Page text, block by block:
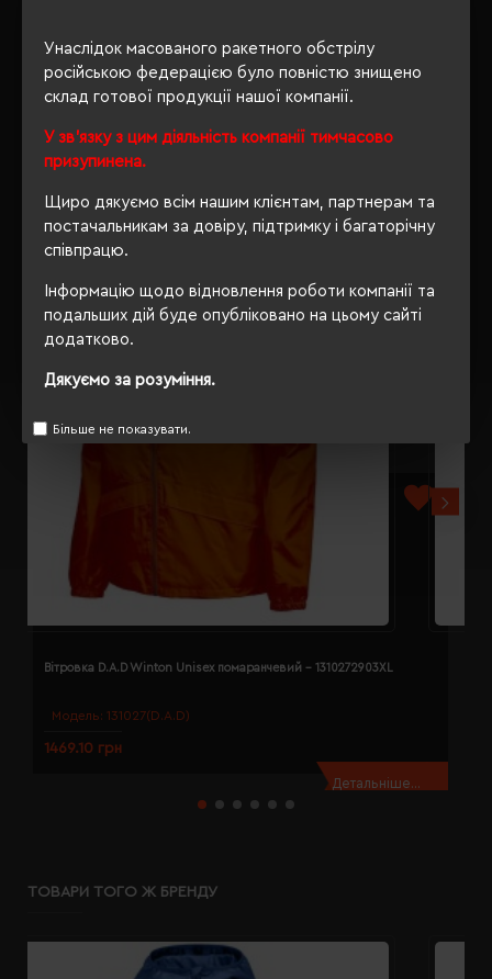
Унаслідок масованого ракетного обстрілу
російською федерацією було повністю знищено
склад готової продукції нашої компанії.
У зв'язку з цим діяльність компанії тимчасово
призупинена.
Щиро дякуємо всім нашим клієнтам, партнерам та
постачальникам за довіру, підтримку і багаторічну
співпрацю.
Інформацію щодо відновлення роботи компанії та
подальших дій буде опубліковано на цьому сайті
додатково.
Дякуємо за розуміння.
Більше не показувати.
ВІДГУКИ
Модель: 131027(D.A.D)
Вітровка D.A.D Winton Unisex помаранчевий - 1310272903XL
1469.10 грн
Детальніше...
ТОВАРИ ТОГО Ж БРЕНДУ